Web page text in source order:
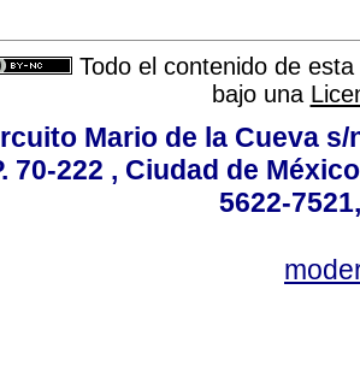
Todo el contenido de
bajo una
Mario de la Cueva
70-222 , Ciudad de
5622-